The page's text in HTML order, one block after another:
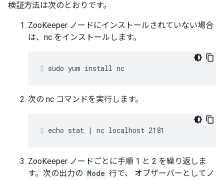
検証方法は次のとおりです。
ZooKeeper ノードにインストールされていない場合
は、nc をインストールします。
sudo yum install nc
次の nc コマンドを実行します。
echo stat | nc localhost 2181
ZooKeeper ノードごとに手順 1 と 2 を繰り返しま
す。次の出力の Mode 行で、 オブザーバーとしてノ